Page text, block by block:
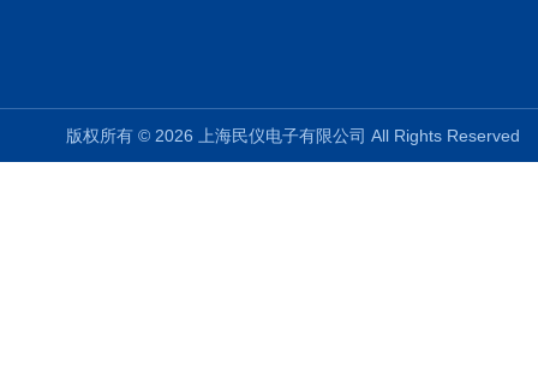
版权所有 © 2026 上海民仪电子有限公司 All Rights